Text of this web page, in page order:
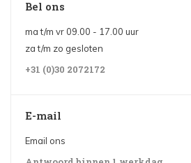
Bel ons
ma t/m vr 09.00 - 17.00 uur
za t/m zo gesloten
+31 (0)30 2072172
E-mail
Email ons